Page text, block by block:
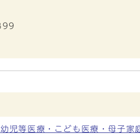
児等医療・こども医療・母子